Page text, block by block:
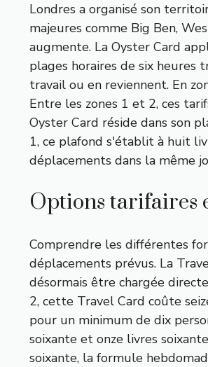
Londres a organisé son
majeures comme Big Ben,
augmente. La Oyster Card
plages horaires de six heures
travail ou en reviennent. En
Entre les zones 1 et 2, ces
Oyster Card réside dans son
1, ce plafond s'établit à huit
déplacements dans la même
Options tarifaires
Comprendre les différentes
déplacements prévus. La
désormais être chargée
2, cette Travel Card coûte
pour un minimum de dix
soixante et onze livres
soixante, la formule